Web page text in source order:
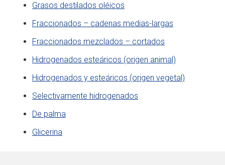
Grasos destilados oléicos
Fraccionados – cadenas medias-largas
Fraccionados mezclados – cortados
Hidrogenados esteáricos (origen animal)
Hidrogenados y esteáricos (origen vegetal)
Selectivamente hidrogenados
De palma
Glicerina